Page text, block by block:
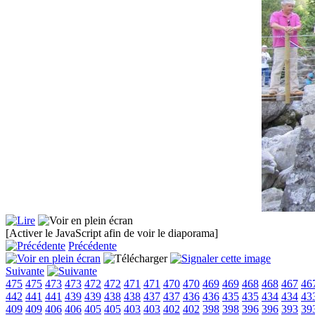
[Activer le JavaScript afin de voir le diaporama]
Précédente
Suivante
475 475 473 473 472 472 471 471 470 470 469 469 468 468 467
442 441 441 439 439 438 438 437 437 436 436 435 435 434 434
409 409 406 406 405 405 403 403 402 402 398 398 396 396 393